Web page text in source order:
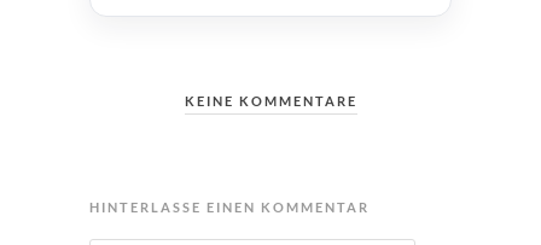
KEINE KOMMENTARE
HINTERLASSE EINEN KOMMENTAR